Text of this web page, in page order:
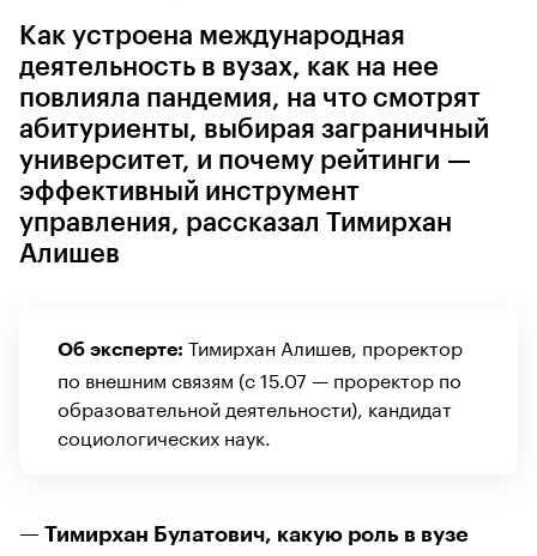
Как устроена международная
деятельность в вузах, как на нее
повлияла пандемия, на что смотрят
абитуриенты, выбирая заграничный
университет, и почему рейтинги —
эффективный инструмент
управления, рассказал Тимирхан
Алишев
Об эксперте: Тимирхан Алишев, проректор
по внешним связям (с 15.07 — проректор по
образовательной деятельности), кандидат
социологических наук.
— Тимирхан Булатович, какую роль в вузе